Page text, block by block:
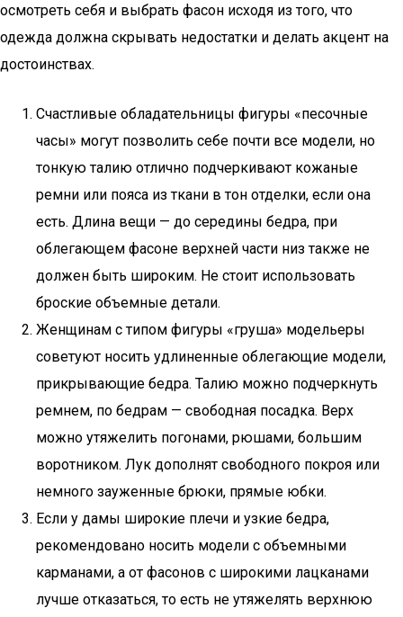
осмотреть себя и выбрать фасон исходя из того, что
одежда должна скрывать недостатки и делать акцент на
достоинствах.
Счастливые обладательницы фигуры «песочные
часы» могут позволить себе почти все модели, но
тонкую талию отлично подчеркивают кожаные
ремни или пояса из ткани в тон отделки, если она
есть. Длина вещи — до середины бедра, при
облегающем фасоне верхней части низ также не
должен быть широким. Не стоит использовать
броские объемные детали.
Женщинам с типом фигуры «груша» модельеры
советуют носить удлиненные облегающие модели,
прикрывающие бедра. Талию можно подчеркнуть
ремнем, по бедрам — свободная посадка. Верх
можно утяжелить погонами, рюшами, большим
воротником. Лук дополнят свободного покроя или
немного зауженные брюки, прямые юбки.
Если у дамы широкие плечи и узкие бедра,
рекомендовано носить модели с объемными
карманами, а от фасонов с широкими лацканами
лучше отказаться, то есть не утяжелять верхнюю